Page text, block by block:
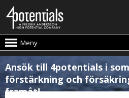
Meny
Ansök till 4potentials i
förstärkning och
framåt!